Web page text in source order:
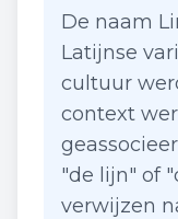
De naam
Latijnse
cultuur
context
"de lijn" of
verwijzen